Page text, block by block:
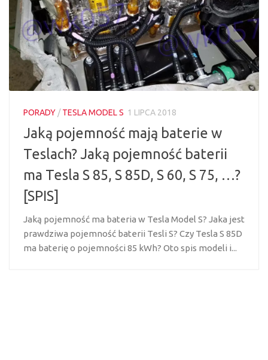
PORADY /TESLA MODEL S 1 LIPCA 2018
Jaką pojemność mają baterie w
Teslach? Jaką pojemność baterii
ma Tesla S 85, S 85D, S 60, S 75, …?
[SPIS]
Jaką pojemność ma bateria w Tesla Model S? Jaka jest
prawdziwa pojemność baterii Tesli S? Czy Tesla S 85D
ma baterię o pojemności 85 kWh? Oto spis modeli i...